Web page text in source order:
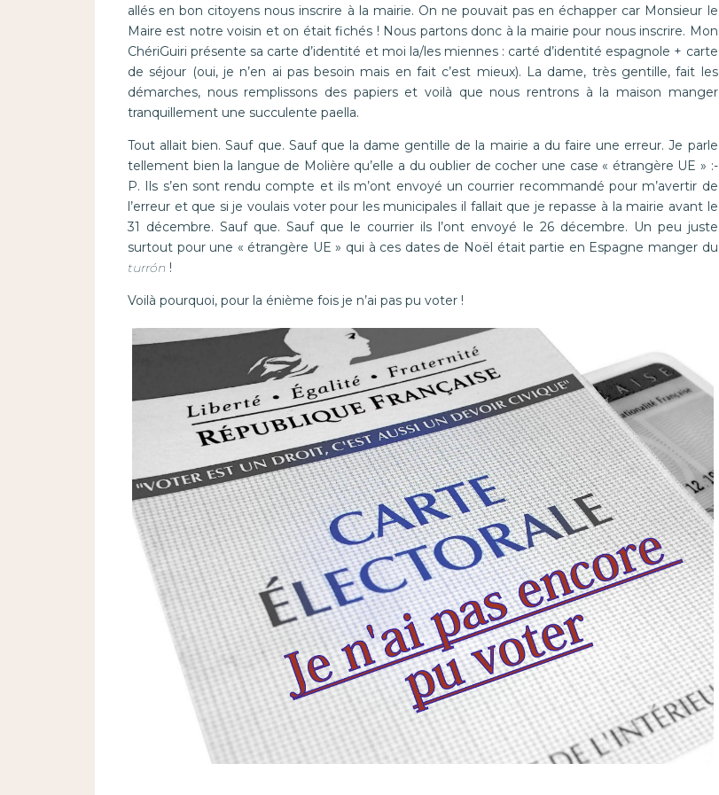
allés en bon citoyens nous inscrire à la mairie. On ne pouvait pas en échapper car Monsieur le
Maire est notre voisin et on était fichés ! Nous partons donc à la mairie pour nous inscrire. Mon
ChériGuiri présente sa carte d’identité et moi la/les miennes : carté d’identité espagnole + carte
de séjour (oui, je n’en ai pas besoin mais en fait c’est mieux). La dame, très gentille, fait les
démarches, nous remplissons des papiers et voilà que nous rentrons à la maison manger
tranquillement une succulente paella.
Tout allait bien. Sauf que. Sauf que la dame gentille de la mairie a du faire une erreur. Je parle
tellement bien la langue de Molière qu’elle a du oublier de cocher une case « étrangère UE » :-
P. Ils s’en sont rendu compte et ils m’ont envoyé un courrier recommandé pour m’avertir de
l’erreur et que si je voulais voter pour les municipales il fallait que je repasse à la mairie avant le
31 décembre. Sauf que. Sauf que le courrier ils l’ont envoyé le 26 décembre. Un peu juste
surtout pour une « étrangère UE » qui à ces dates de Noël était partie en Espagne manger du
turrón !
Voilà pourquoi, pour la énième fois je n’ai pas pu voter !